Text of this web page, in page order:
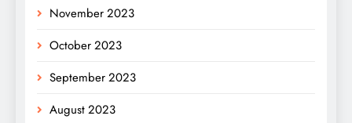
November 2023
October 2023
September 2023
August 2023